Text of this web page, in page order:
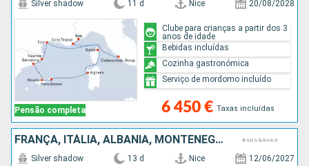
Pensão completa
Silver shadow 11 d Nice 20/08/2028
6 450 € Taxas incluídas
Clube para crianças a partir dos 3
anos de idade
Bebidas incluídas
Cozinha gastronómica
Serviço de mordomo incluído
FRANÇA, ITÁLIA, ALBÂNIA, MONTENEGRO, GRÉCIA, CROÁCIA
Silver shadow 13 d Nice 12/06/2027